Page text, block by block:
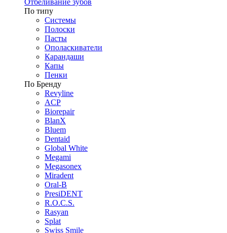
Отбеливание зубов
По типу
Системы
Полоски
Пасты
Ополаскиватели
Карандаши
Капы
Пенки
По Бренду
Revyline
ACP
Biorepair
BlanX
Bluem
Dentaid
Global White
Megami
Megasonex
Miradent
Oral-B
PresiDENT
R.O.C.S.
Rasyan
Splat
Swiss Smile